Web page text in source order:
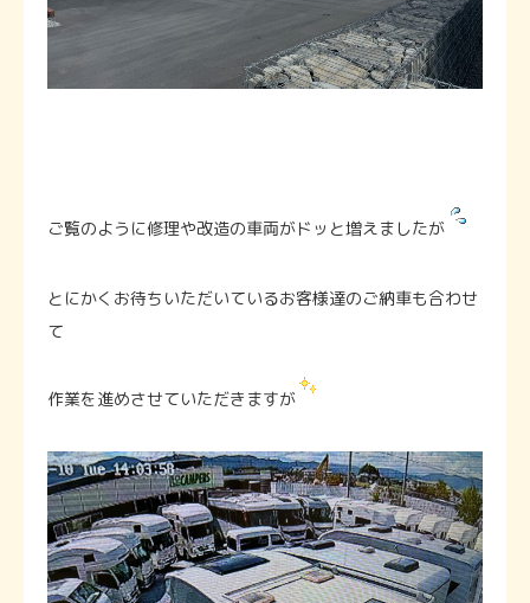
ご覧のように修理や改造の車両がドッと増えましたが
とにかくお待ちいただいているお客様達のご納車も合わせ
て
作業を進めさせていただきますが